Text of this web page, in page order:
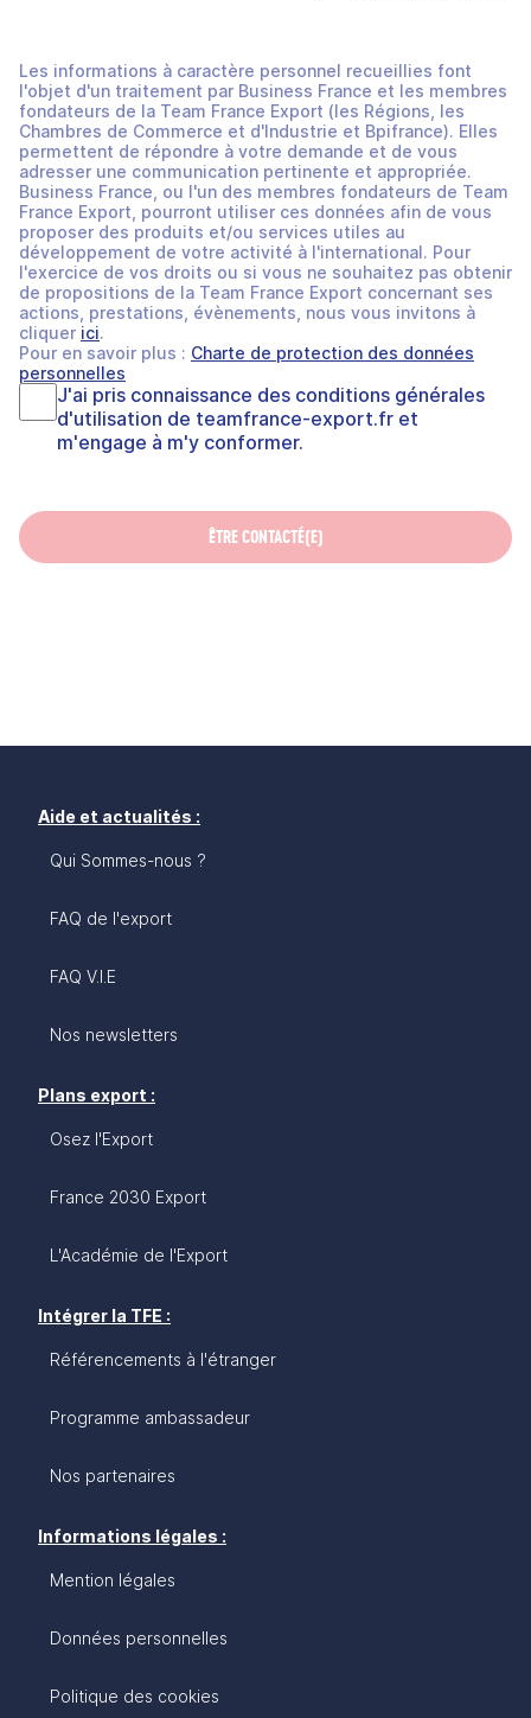
Les informations à caractère personnel recueillies font
l'objet d'un traitement par Business France et les membres
fondateurs de la Team France Export (les Régions, les
Chambres de Commerce et d'Industrie et Bpifrance). Elles
permettent de répondre à votre demande et de vous
adresser une communication pertinente et appropriée.
Business France, ou l'un des membres fondateurs de Team
France Export, pourront utiliser ces données afin de vous
proposer des produits et/ou services utiles au
développement de votre activité à l'international. Pour
l'exercice de vos droits ou si vous ne souhaitez pas obtenir
de propositions de la Team France Export concernant ses
actions, prestations, évènements, nous vous invitons à
cliquer ici.
Pour en savoir plus : Charte de protection des données
personnelles
J'ai pris connaissance des conditions générales
d'utilisation de teamfrance-export.fr et
m'engage à m'y conformer.
ÊTRE CONTACTÉ(E)
Aide et actualités :
Qui Sommes-nous ?
FAQ de l'export
FAQ V.I.E
Nos newsletters
Plans export :
Osez l'Export
France 2030 Export
L'Académie de l'Export
Intégrer la TFE :
Référencements à l'étranger
Programme ambassadeur
Nos partenaires
Informations légales :
Mention légales
Données personnelles
Politique des cookies